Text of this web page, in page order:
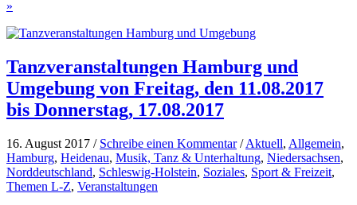
»
Tanzveranstaltungen Hamburg und
Umgebung von Freitag, den 11.08.2017
bis Donnerstag, 17.08.2017
16. August 2017 / Schreibe einen Kommentar /Aktuell, Allgemein,
Hamburg, Heidenau, Musik, Tanz & Unterhaltung, Niedersachsen,
Norddeutschland, Schleswig-Holstein, Soziales, Sport & Freizeit,
Themen L-Z, Veranstaltungen